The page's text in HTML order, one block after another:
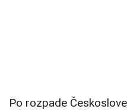
Po rozpade